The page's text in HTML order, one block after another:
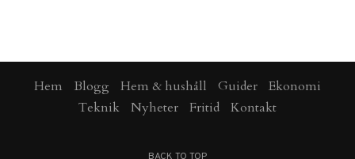
Hem Blogg Hem & hushåll Guider
Ekonomi
Teknik
Nyheter Fritid Kontakt
BACK TO TOP